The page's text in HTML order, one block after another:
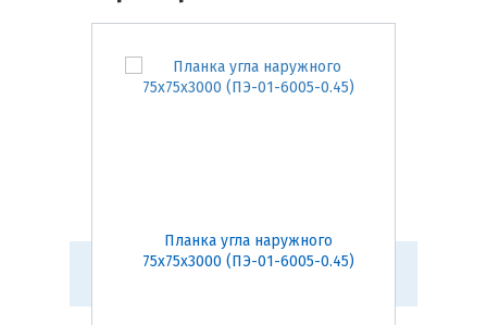
Планка угла наружного
75х75х3000 (ПЭ-01-6005-0.45)